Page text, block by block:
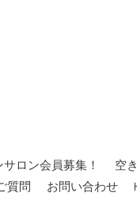
ロン会員募集！
空
質問
お問い合わせ